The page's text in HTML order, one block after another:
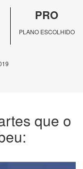
PRO
PLANO ESCOLHIDO
que o